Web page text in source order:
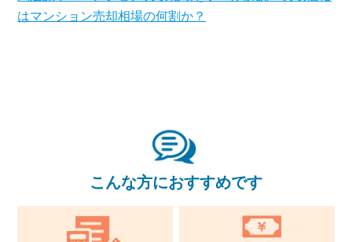
無料査定・売却相談
10時～18時/水曜日定休
東京本社
はマンション売却相場の何割か？
こんな方におすすめです